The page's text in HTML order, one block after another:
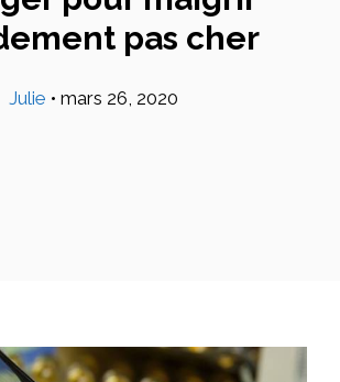
pas cher
Julie • mars 26, 2020